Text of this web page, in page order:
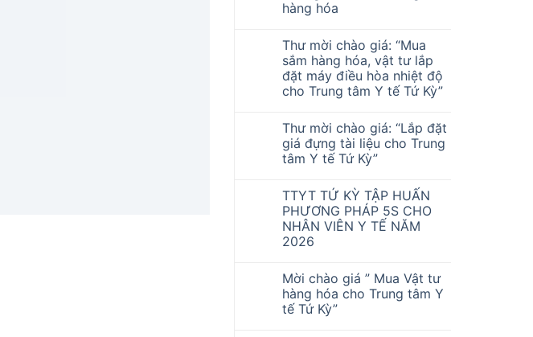
hàng hóa
Thư mời chào giá: “Mua
sắm hàng hóa, vật tư lắp
đặt máy điều hòa nhiệt độ
cho Trung tâm Y tế Tứ Kỳ”
Thư mời chào giá: “Lắp đặt
giá đựng tài liệu cho Trung
tâm Y tế Tứ Kỳ”
TTYT TỨ KỲ TẬP HUẤN
PHƯƠNG PHÁP 5S CHO
NHÂN VIÊN Y TẾ NĂM
2026
Mời chào giá ” Mua Vật tư
hàng hóa cho Trung tâm Y
tế Tứ Kỳ”